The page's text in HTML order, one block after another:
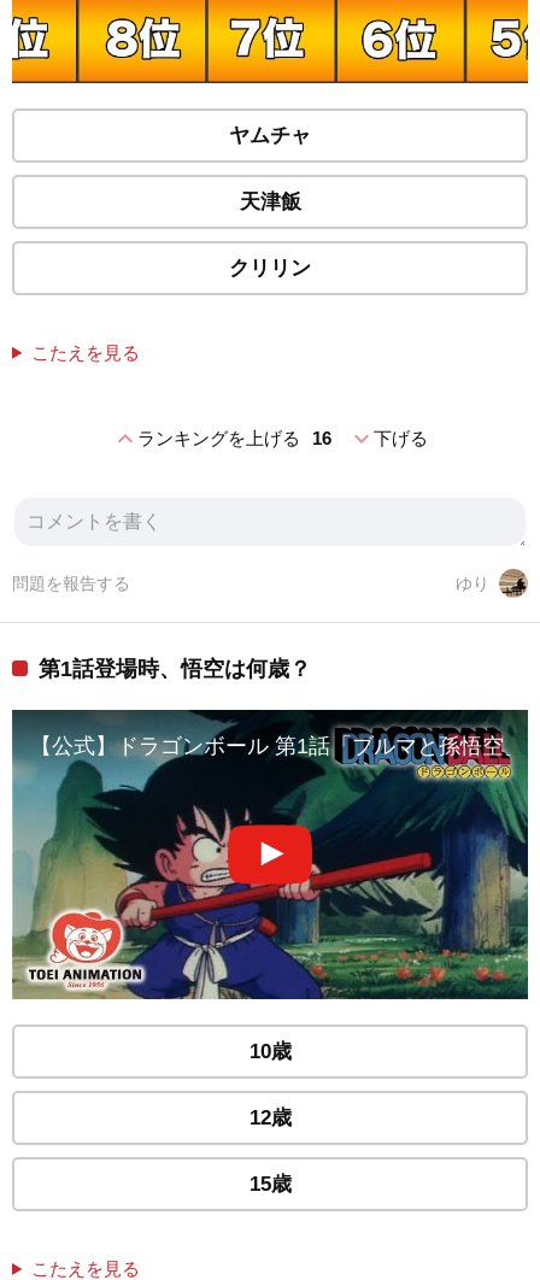
ヤムチャ
天津飯
クリリン
こたえを見る
expand_lessランキングを上げる 16 expand_more下げる
ゆり
問題を報告する
第1話登場時、悟空は何歳？
【公式】ドラゴンボール 第1話「ブルマと孫悟空」
10歳
12歳
15歳
こたえを見る